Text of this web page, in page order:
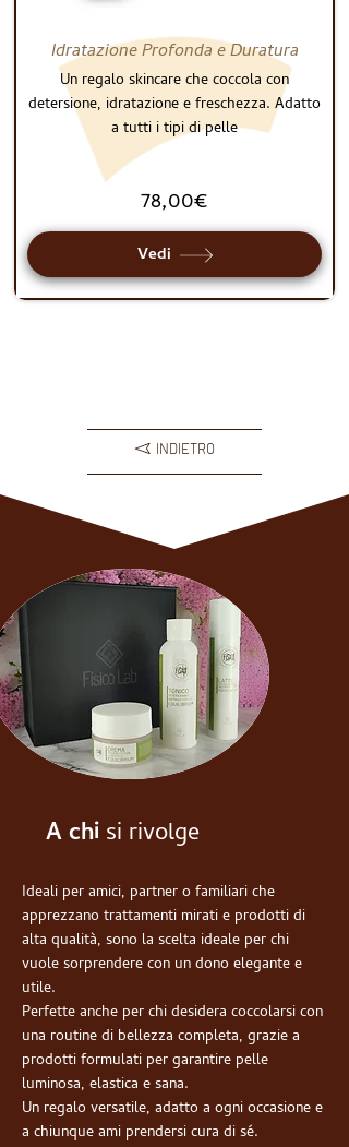
Idratazione Profonda e Duratura
Un regalo skincare che coccola con
detersione, idratazione e freschezza. Adatto
a tutti i tipi di pelle
78,00€
Vedi
INDIETRO
A chisi rivolge
Ideali per amici, partner o familiari che
apprezzano trattamenti mirati e prodotti di
alta qualità, sono la scelta ideale per chi
vuole sorprendere con un dono elegante e
utile.
Perfette anche per chi desidera coccolarsi con
una routine di bellezza completa, grazie a
prodotti formulati per garantire pelle
luminosa, elastica e sana.
Un regalo versatile, adatto a ogni occasione e
a chiunque ami prendersi cura di sé.